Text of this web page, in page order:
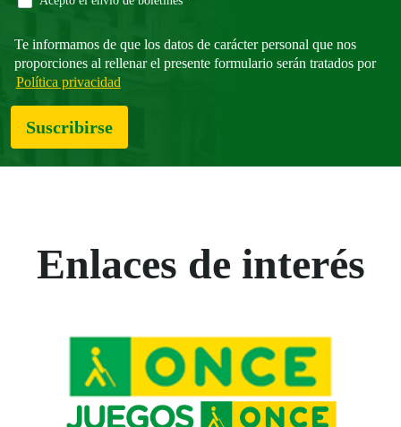
Te informamos de que los datos de carácter personal que nos
proporciones al rellenar el presente formulario serán tratados por
Política privacidad
Suscribirse
Enlaces de interés